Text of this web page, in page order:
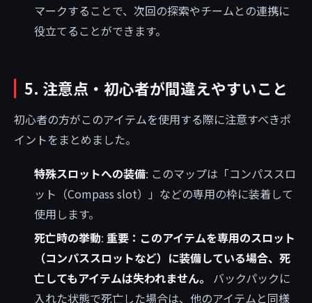
マークすることで、次回の探索やチームとの連携に
役立てることができます。
5. 注意点・初心者が間違えやすいこと
初心者の方がこのアイテムを使用する際に注意すべきポ
イントをまとめました。
特殊スロットへの装備: このマップは「コンパススロ
ット（Compass slot）」などの専用の枠に装着して
使用します。
死亡時の挙動: 重要：このアイテムを専用のスロット
（コンパススロットなど）に装備している場合、死
亡してもアイテムは失われません。
バックパックに
入れた状態で死亡した場合は、他のアイテムと同様